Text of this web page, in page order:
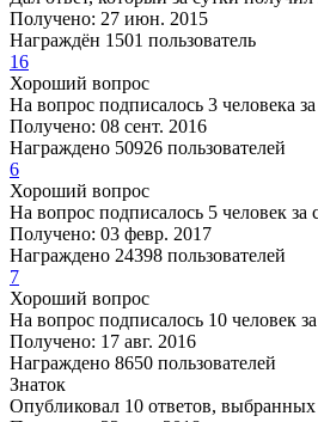
Получено: 27 июн. 2015
Награждён 1501 пользователь
16
Хороший вопрос
На вопрос подписалось 3 человека
Получено: 08 сент. 2016
Награждено 50926 пользователей
6
Хороший вопрос
На вопрос подписалось 5 человек за
Получено: 03 февр. 2017
Награждено 24398 пользователей
7
Хороший вопрос
На вопрос подписалось 10 человек
Получено: 17 авг. 2016
Награждено 8650 пользователей
Знаток
Опубликовал 10 ответов,